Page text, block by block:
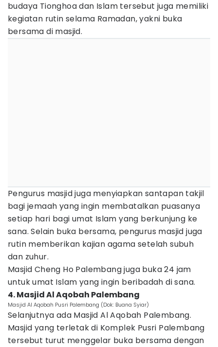
budaya Tionghoa dan Islam tersebut juga memiliki
kegiatan rutin selama Ramadan, yakni buka
bersama di masjid.
Pengurus masjid juga menyiapkan santapan takjil
bagi jemaah yang ingin membatalkan puasanya
setiap hari bagi umat Islam yang berkunjung ke
sana. Selain buka bersama, pengurus masjid juga
rutin memberikan kajian agama setelah subuh
dan zuhur.
Masjid Cheng Ho Palembang juga buka 24 jam
untuk umat Islam yang ingin beribadah di sana.
4. Masjid Al Aqobah Palembang
Masjid Al Aqobah Pusri Palembang (Dok: Buana Syiar)
Selanjutnya ada Masjid Al Aqobah Palembang.
Masjid yang terletak di Komplek Pusri Palembang
tersebut turut menggelar buka bersama dengan